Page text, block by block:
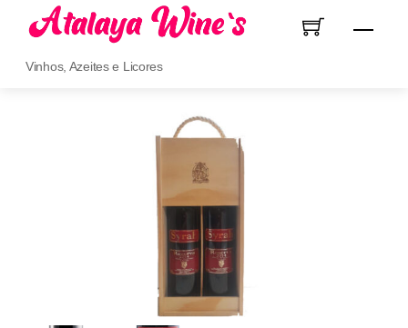
content
Menu
Vinhos, Azeites e Licores